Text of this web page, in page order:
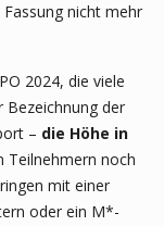
nicht mehr
2024, die viele
Bezeichnung der
– die Höhe in
Teilnehmern noch
mit einer
oder ein M*-